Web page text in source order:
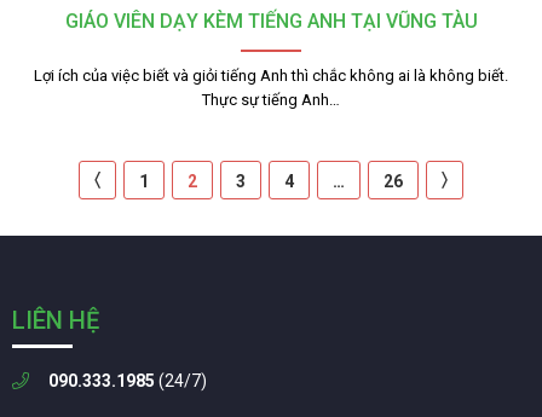
GIÁO VIÊN DẠY KÈM TIẾNG ANH TẠI VŨNG TÀU
Lợi ích của việc biết và giỏi tiếng Anh thì chắc không ai là không biết.
Thực sự tiếng Anh…
〈 1 2 3 4 … 26 〉
LIÊN HỆ
090.333.1985 (24/7)